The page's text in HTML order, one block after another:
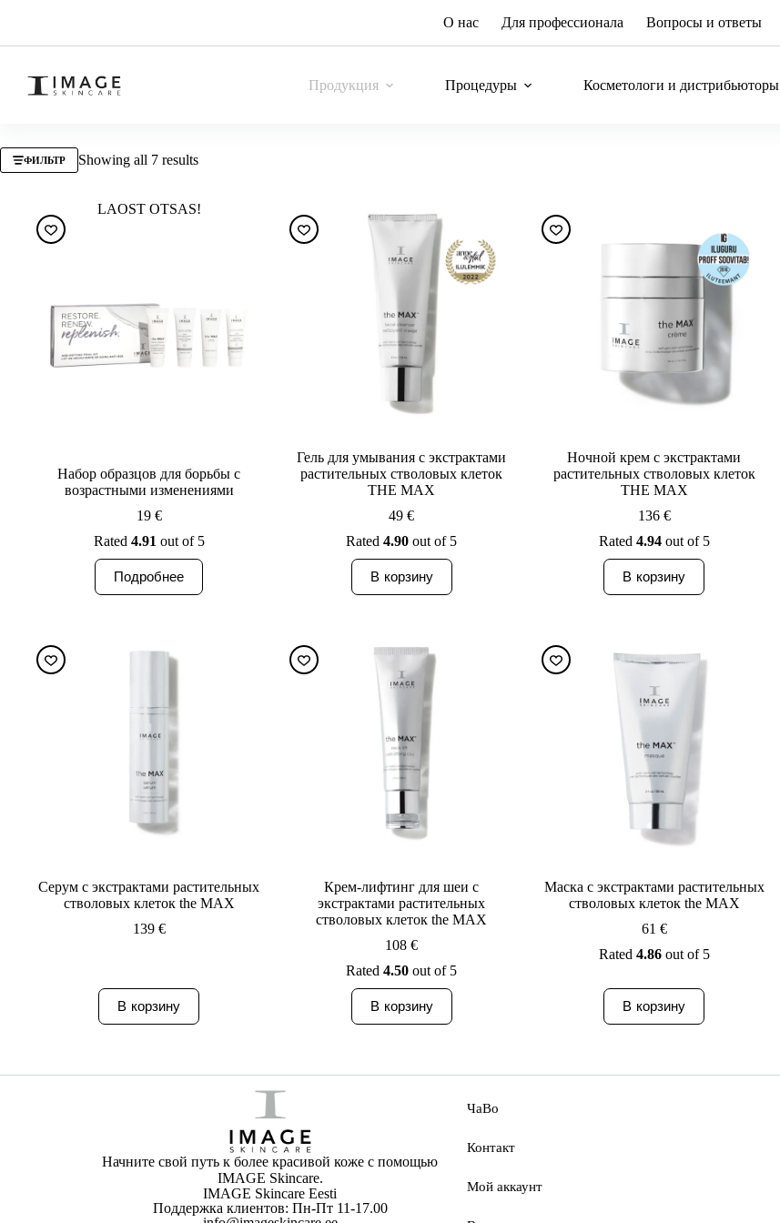
О нас Для профессионала Вопросы и ответы
Продукция Процедуры Косметологи и дистрибьюторы
ФИЛЬТР Showing all 7 results
LAOST OTSAS!
Набор образцов для борьбы с
возрастными изменениями
19 €
Rated 4.91 out of 5
Подробнее
Гель для умывания с экстрактами
растительных стволовых клеток
THE MAX
49€
Rated4.90 out of 5
В корзину
Ночной крем с экстрактами
растительных стволовых клеток
THE MAX
136 €
Rated 4.94out of 5
В корзину
Серум с экстрактами растительных
стволовых клеток the MAX
139 €
В корзину
Крем-лифтинг для шеи с
экстрактами растительных
стволовых клеток the MAX
108€
Rated4.50 out of 5
В корзину
Маска с экстрактами растительных
стволовых клеток the MAX
61 €
Rated 4.86out of 5
В корзину
Начните свой путь к более красивой коже с помощью
IMAGE Skincare.
IMAGE Skincare Eesti
Поддержка клиентов: Пн-Пт 11-17.00
ЧаВо
Контакт
Мой аккаунт